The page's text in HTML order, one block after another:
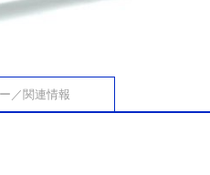
／関連情報